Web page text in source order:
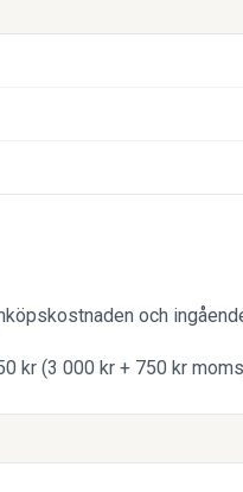
och
kr (3 000 kr + 750 kr